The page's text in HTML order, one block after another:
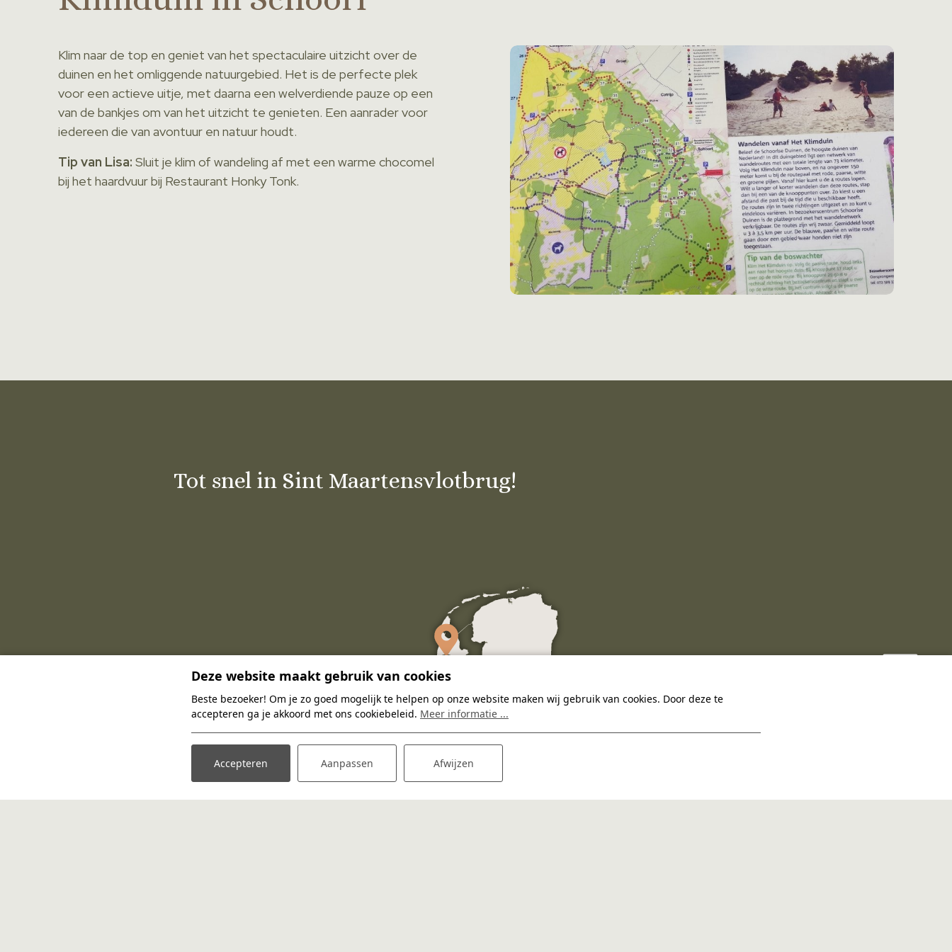
Klim naar de top en geniet van het spectaculaire uitzicht over de
duinen en het omliggende natuurgebied. Het is de perfecte plek
voor een actieve uitje, met daarna een welverdiende pauze op een
van de bankjes om van het uitzicht te genieten. Een aanrader voor
iedereen die van avontuur en natuur houdt.
Tip van Lisa: Sluit je klim of wandeling af met een warme chocomel
bij het haardvuur bij Restaurant Honky Tonk.
Tot snel in Sint Maartensvlotbrug!
INFO@HAZENOORD.NL
Deze website maakt gebruik van cookies
Beste bezoeker! Om je zo goed mogelijk te helpen op onze website maken wij gebruik van cookies. Door deze te
accepteren ga je akkoord met ons cookiebeleid. Meer informatie ...
Accepteren Aanpassen Afwijzen